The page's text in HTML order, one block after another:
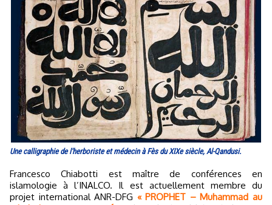
Une calligraphie de l'herboriste et médecin à Fès du XIXe siècle, Al-Qandusi.
Francesco Chiabotti est maître de conférences en
islamologie à l’INALCO. Il est actuellement membre du
projet international ANR-DFG « PROPHET – Muhammad au